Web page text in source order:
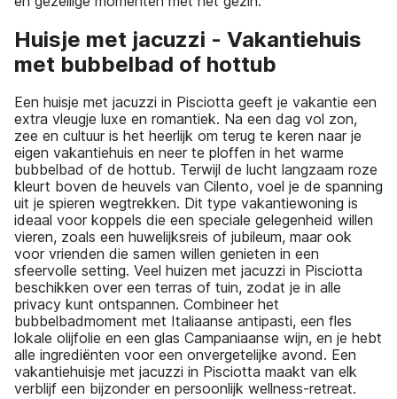
Huisje met jacuzzi - Vakantiehuis
met bubbelbad of hottub
Een huisje met jacuzzi in Pisciotta geeft je vakantie een
extra vleugje luxe en romantiek. Na een dag vol zon,
zee en cultuur is het heerlijk om terug te keren naar je
eigen vakantiehuis en neer te ploffen in het warme
bubbelbad of de hottub. Terwijl de lucht langzaam roze
kleurt boven de heuvels van Cilento, voel je de spanning
uit je spieren wegtrekken. Dit type vakantiewoning is
ideaal voor koppels die een speciale gelegenheid willen
vieren, zoals een huwelijksreis of jubileum, maar ook
voor vrienden die samen willen genieten in een
sfeervolle setting. Veel huizen met jacuzzi in Pisciotta
beschikken over een terras of tuin, zodat je in alle
privacy kunt ontspannen. Combineer het
bubbelbadmoment met Italiaanse antipasti, een fles
lokale olijfolie en een glas Campaniaanse wijn, en je hebt
alle ingrediënten voor een onvergetelijke avond. Een
vakantiehuisje met jacuzzi in Pisciotta maakt van elk
verblijf een bijzonder en persoonlijk wellness-retreat.